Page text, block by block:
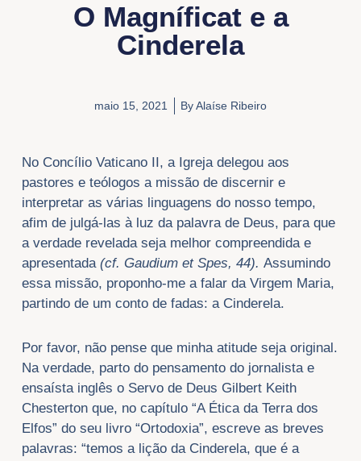
O Magníficat e a
Cinderela
maio 15, 2021 ByAlaíse Ribeiro
No Concílio Vaticano II, a Igreja delegou aos
pastores e teólogos a missão de discernir e
interpretar as várias linguagens do nosso tempo,
afim de julgá-las à luz da palavra de Deus, para que
a verdade revelada seja melhor compreendida e
apresentada (cf. Gaudium et Spes, 44). Assumindo
essa missão, proponho-me a falar da Virgem Maria,
partindo de um conto de fadas: a Cinderela.
Por favor, não pense que minha atitude seja original.
Na verdade, parto do pensamento do jornalista e
ensaísta inglês o Servo de Deus Gilbert Keith
Chesterton que, no capítulo “A Ética da Terra dos
Elfos” do seu livro “Ortodoxia”, escreve as breves
palavras: “temos a lição da Cinderela, que é a